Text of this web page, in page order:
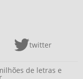
twitter
de letras e